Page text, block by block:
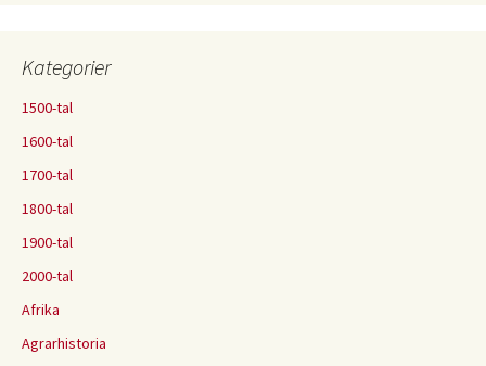
Kategorier
1500-tal
1600-tal
1700-tal
1800-tal
1900-tal
2000-tal
Afrika
Agrarhistoria